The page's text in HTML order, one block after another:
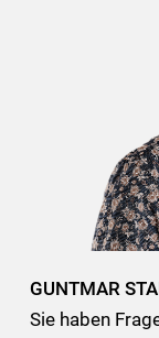
GUNTMAR
Sie haben